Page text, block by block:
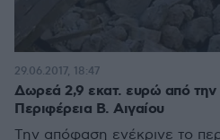
Δωρεά 2,9 εκατ. ευρώ από την
Περιφέρεια Β. Αιγαίου
Την απόφαση ενέκρινε το
29.06.2017, 18:47